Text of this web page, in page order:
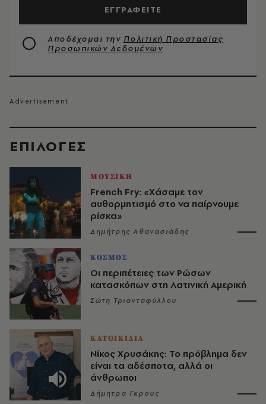
EΠΙΛΟΓΈΣ
ΜΟΥΣΙΚΗ
French Fry: «Χάσαμε τον
αυθορμητισμό στο να παίρνουμε
ρίσκα»
Δημήτρης Αθανασιάδης
ΚΟΣΜΟΣ
Οι περιπέτειες των Ρώσων
κατασκόπων στη Λατινική Αμερική
Σώτη Τριανταφύλλου
ΚΑΤΟΙΚΙΔΙΑ
Νίκος Χρυσάκης: Το πρόβλημα δεν
είναι τα αδέσποτα, αλλά οι
άνθρωποι
Δήμητρα Γκρους
ΕΓΓΡΑΦΕΙΤΕ
Αποδέχομαι την Πολιτική Προστασίας
Προσωπικών Δεδομένων